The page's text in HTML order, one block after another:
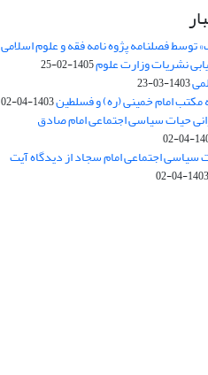
فصلنامه پژوه نامه فقه و علوم اسلامی
نشریات وزارت علوم1405-02-25
1403-03-23
امام خمینی (ره) و فسلطین1403-04-02
حیات سیاسی اجتماعی امام صادق
سیاسی اجتماعی امام سجاد از دیدگاه آیت
1403-04-02